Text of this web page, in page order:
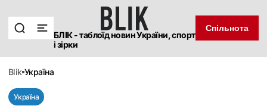
БЛІК - таблоїд новин України, спорт
і зірки
Спільнота
blik україна
Україна